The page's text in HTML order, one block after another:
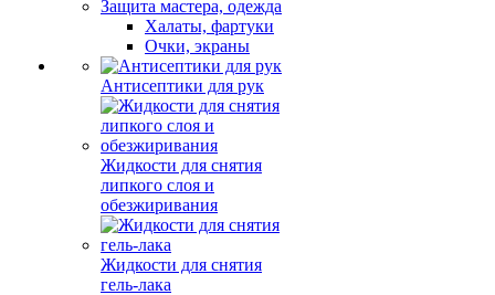
Защита мастера, одежда
Халаты, фартуки
Очки, экраны
Антисептики для рук
Жидкости для снятия
липкого слоя и
обезжиривания
Жидкости для снятия
гель-лака